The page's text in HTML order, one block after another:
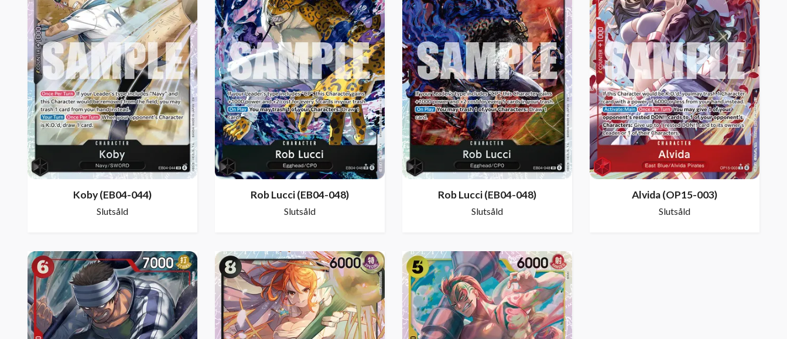
Koby (EB04-044)
Slutsåld
Rob Lucci (EB04-048)
Slutsåld
Rob Lucci (EB04-048)
Slutsåld
Alvida (OP15-003)
Slutsåld